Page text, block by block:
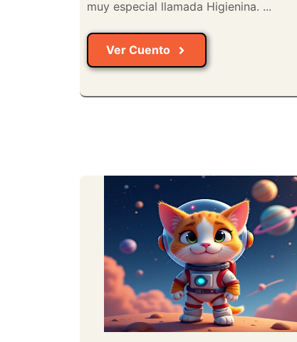
muy especial llamada Higienina. ...
Ver Cuento